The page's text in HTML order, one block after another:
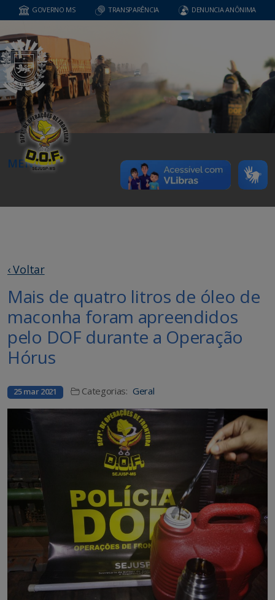
GOVERNO MS TRANSPARÊNCIA DENUNCIA ANÔNIMA
MENU
‹ Voltar
Mais de quatro litros de óleo de
maconha foram apreendidos
pelo DOF durante a Operação
Hórus
25 mar 2021 Categorias: Geral